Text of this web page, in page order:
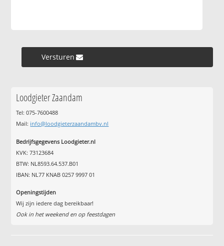
Versturen »
Loodgieter Zaandam
Tel: 075-7600488
Mail: info@loodgieterzaandambv.nl
Bedrijfsgegevens Loodgieter.nl
KVK: 73123684
BTW: NL8593.64.537.B01
IBAN: NL77 KNAB 0257 9997 01
Openingstijden
Wij zijn iedere dag bereikbaar!
Ook in het weekend en op feestdagen